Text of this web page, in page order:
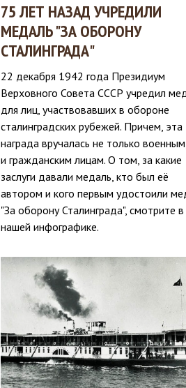
75 ЛЕТ НАЗАД УЧРЕДИЛИ
МЕДАЛЬ "ЗА ОБОРОНУ
СТАЛИНГРАДА"
22 декабря 1942 года Президиум
Верховного Совета СССР учредил
для лиц, участвовавших в обороне
сталинградских рубежей. Причем, эта
награда вручалась не только
и гражданским лицам. О том, за какие
заслуги давали медаль, кто был её
автором и кого первым удостоили
"За оборону Сталинграда", смотрите в
нашей инфографике.